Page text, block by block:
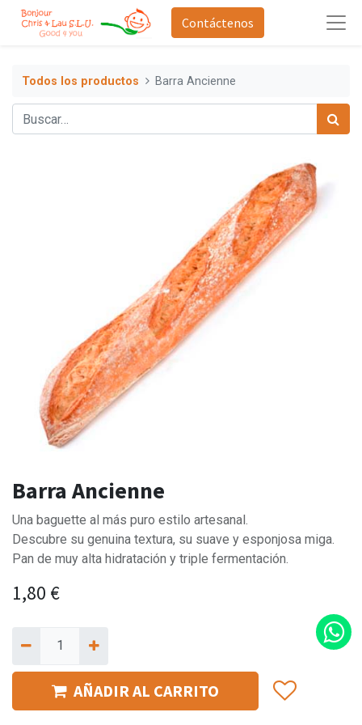
Contáctenos
Todos los productos Barra Ancienne
Barra Ancienne
Una baguette al más puro estilo artesanal.
Descubre su genuina textura, su suave y esponjosa miga.
Pan de muy alta hidratación y triple fermentación.
1,80 €
AÑADIR AL CARRITO